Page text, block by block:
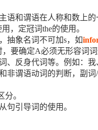
语和谓语在人称和数上
，定冠词the的使用。
抽象名词不可加s，如
要确定A必须无形容词
、反身代词等。例如：
非谓语动词的判断，副
分。
句引导词的使用。